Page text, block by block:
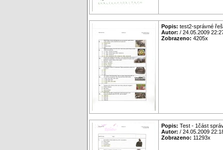
Popis: test2-správné
Autor: / 24.05.2009
Zobrazeno: 4205x
Popis: Test - 1část
Autor: / 24.05.2009
Zobrazeno: 11293x